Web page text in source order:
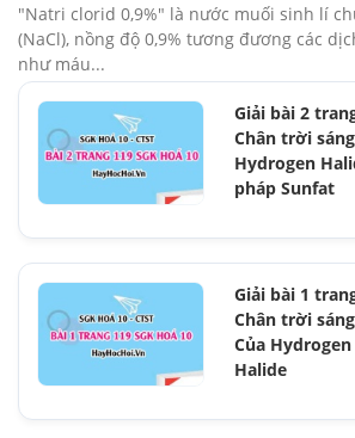
"Natri clorid 0,9%" là nước muối sinh lí
(NaCl), nồng độ 0,9% tương đương các
như máu...
Giải bài 2
Chân trời
Hydrogen
pháp Sunfat
Giải bài 1
Chân trời
Của
Halide